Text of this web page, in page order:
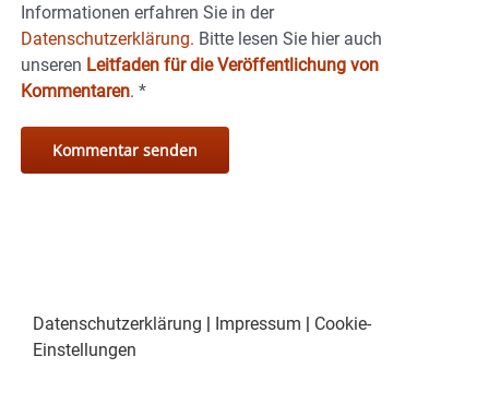
Informationen erfahren Sie in der
Datenschutzerklärung. Bitte lesen Sie hier auch
unseren Leitfaden für die Veröffentlichung von
Kommentaren. *
Datenschutzerklärung | Impressum | Cookie-
Einstellungen